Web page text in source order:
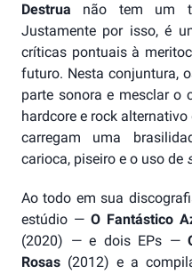
Destrua não tem um
Justamente por isso, é
críticas pontuais à
futuro. Nesta conjuntura,
parte sonora e mesclar o
hardcore e rock
carregam uma
carioca, piseiro e o uso de
Ao todo em sua
estúdio —O Fantástico
(2020) — e dois EPs —
Rosas (2012) e a